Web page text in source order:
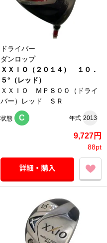
ドライバー
ダンロップ
ＸＸＩＯ（２０１４） １０．
５°（レッド）
ＸＸＩＯ ＭＰ８００（ドライ
バー）レッド ＳＲ
状態 C 年式 2013
9,727円
88pt